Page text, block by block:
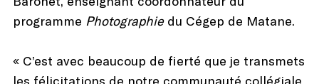
programme Photographiedu Cégep de Matane.
« C’est avec beaucoup de fierté que je transmets
les félicitations de notre communauté collégiale